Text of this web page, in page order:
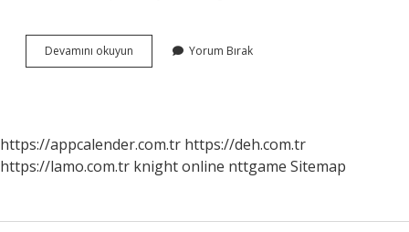
Devamını okuyun
Burcunun
Yorum Bırak
https://appcalender.com.tr https://deh.com.tr
https://lamo.com.tr knight online nttgame Sitemap